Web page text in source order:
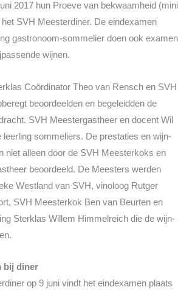
2017 hun Proeve van bekwaamheid (mini
SVH Meesterdiner. De eindexamen
gastronoom-sommelier doen ook examen
wijnen.
Coördinator Theo van Rensch en SVH
beoordeelden en begeleidden de
SVH Meestergastheer en docent Wil
leerling sommeliers. De prestaties en wijn-
niet alleen door de SVH Meesterkoks en
beoordeeld. De Meesters werden
Westland van SVH, vinoloog Rutger
SVH Meesterkok Ben van Beurten en
Sterklas Willem Himmelreich die de wijn-
bij diner
op 9 juni vindt het eindexamen plaats